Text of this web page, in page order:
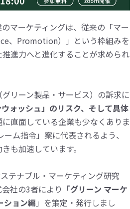
マーケティングは、従来の「マー
、Promotion）」という枠組みを
進力へと進化することが求められ
リーン製品・サービス）の訴求に
ォッシュ」のリスク、そして具体
に直面している企業も少なくありま
ム指令」案に代表されるよう、
も加速しています。
テナブル・マーケティング研究
社の3者により 「グリーン マーケ
ション編 」を策定・発行しまし